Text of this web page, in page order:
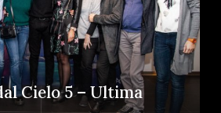
Cielo 5 – Ultima